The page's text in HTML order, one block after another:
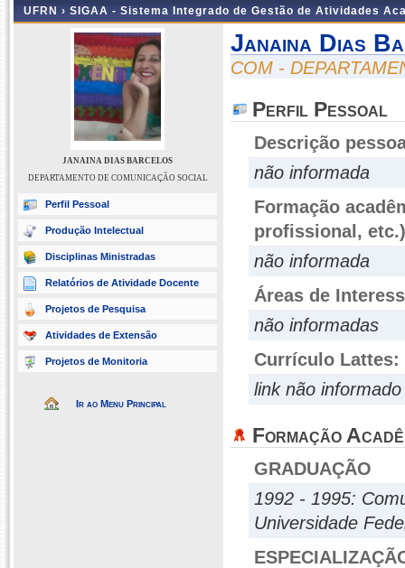
UFRN › SIGAA - Sistema Integrado de Gestão de Atividades
JANAINA DIAS BARCELOS
DEPARTAMENTO DE COMUNICAÇÃO SOCIAL
Perfil Pessoal
Produção Intelectual
Disciplinas Ministradas
Relatórios de Atividade Docente
Projetos de Pesquisa
Atividades de Extensão
Projetos de Monitoria
Ir ao Menu Principal
Janaina Dias
COM -
Perfil Pessoal
Descrição
não informada
Formação
profissional, etc.)
não informada
Áreas de
não informadas
Currículo Lattes:
link não informado
Formação
GRADUAÇÃO
1992 - 1995:
Universidade